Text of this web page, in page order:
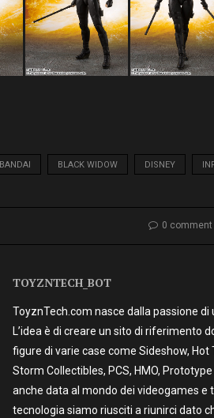
BANDAI BLACK WIDOW DISNEY
0 comment
TOYZNTECH_BOT
ToyznTech.com nasce dalla passione
L’idea è di creare un sito di riferimento
figure di varie case come Sideshow, Hot
Storm Collectibles, PCS, HMO,
anche data al mondo dei videogames e
tecnologia siamo riusciti a riunirci dato